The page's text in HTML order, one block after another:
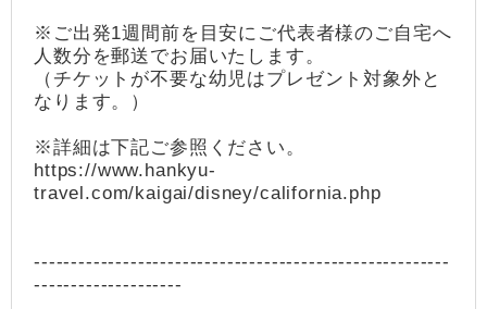
※ご出発1週間前を目安にご代表者様のご自宅へ
人数分を郵送でお届いたします。
（チケットが不要な幼児はプレゼント対象外と
なります。）
※詳細は下記ご参照ください。
https://www.hankyu-
travel.com/kaigai/disney/california.php
--------------------------------------------------------
--------------------